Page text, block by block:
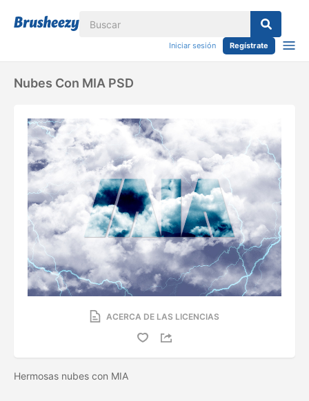
Iniciar sesión Regístrate
Nubes Con MIA PSD
ACERCA DE LAS LICENCIAS
Hermosas nubes con MIA